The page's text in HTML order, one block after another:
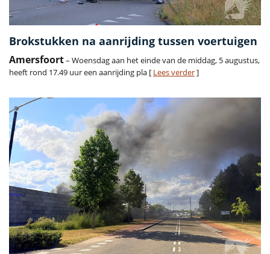
Brokstukken na aanrijding tussen voertuigen
Amersfoort– Woensdag aan het einde van de middag, 5 augustus,
heeft rond 17.49 uur een aanrijding pla [ Lees verder]